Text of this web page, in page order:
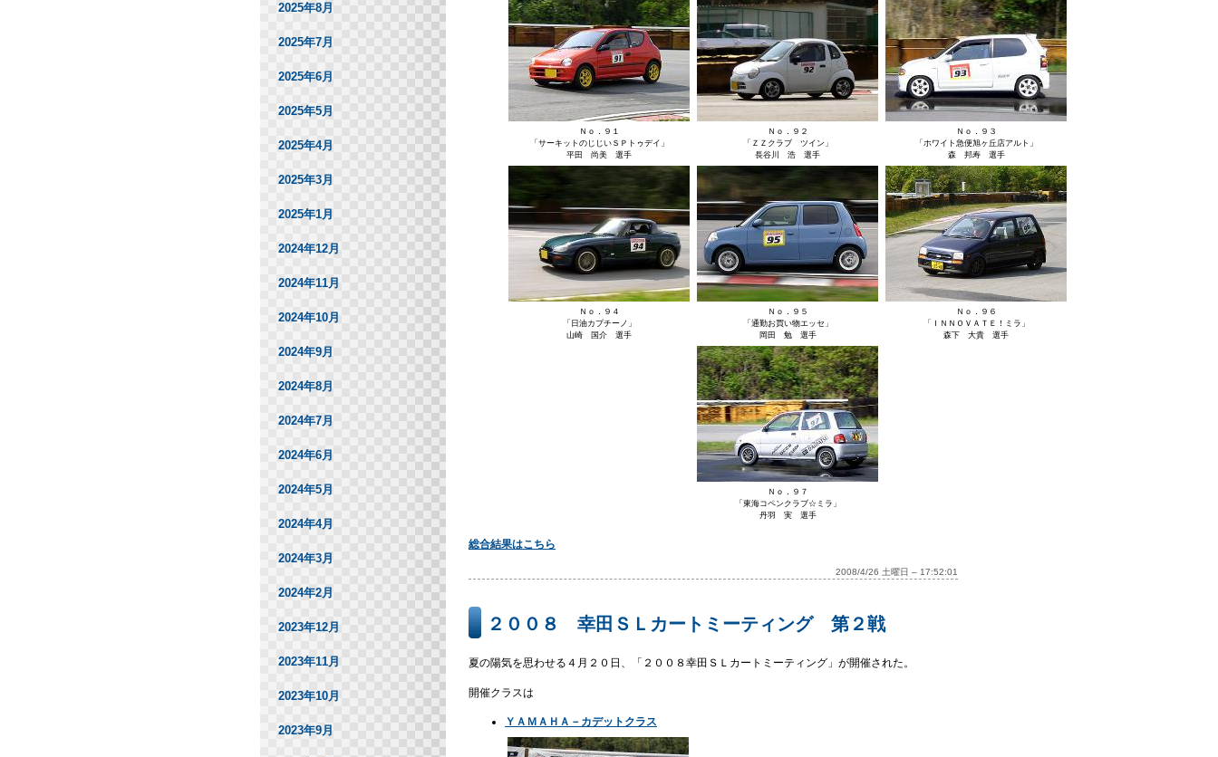
Ｎｏ．９１
「サーキットのじじいＳＰトゥデイ」
平田 尚美 選手
Ｎｏ．９２
「ＺＺクラブ ツイン」
長谷川 浩 選手
Ｎｏ．９３
「ホワイト急便旭ヶ丘店アルト」
森 邦寿 選手
Ｎｏ．９４
「日油カプチーノ」
山崎 国介 選手
Ｎｏ．９５
「通勤お買い物エッセ」
岡田 勉 選手
Ｎｏ．９６
「ＩＮＮＯＶＡＴＥ！ミラ」
森下 大貴 選手
Ｎｏ．９７
「東海コペンクラブ☆ミラ」
丹羽 実 選手
総合結果はこちら
2008/4/26 土曜日 – 17:52:01
２００８ 幸田ＳＬカートミーティング 第２戦
夏の陽気を思わせる４月２０日、「２００８幸田ＳＬカートミーティング」が開催された。
開催クラスは
ＹＡＭＡＨＡ－カデットクラス
2025年8月
2025年7月
2025年6月
2025年5月
2025年4月
2025年3月
2025年1月
2024年12月
2024年11月
2024年10月
2024年9月
2024年8月
2024年7月
2024年6月
2024年5月
2024年4月
2024年3月
2024年2月
2023年12月
2023年11月
2023年10月
2023年9月